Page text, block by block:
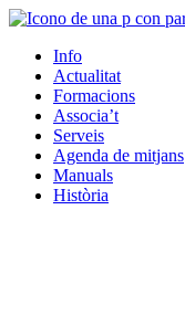
Info
Actualitat
Formacions
Associa’t
Serveis
Agenda de mitjans
Manuals
Història